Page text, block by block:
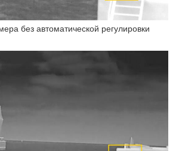
без автоматической регулировки